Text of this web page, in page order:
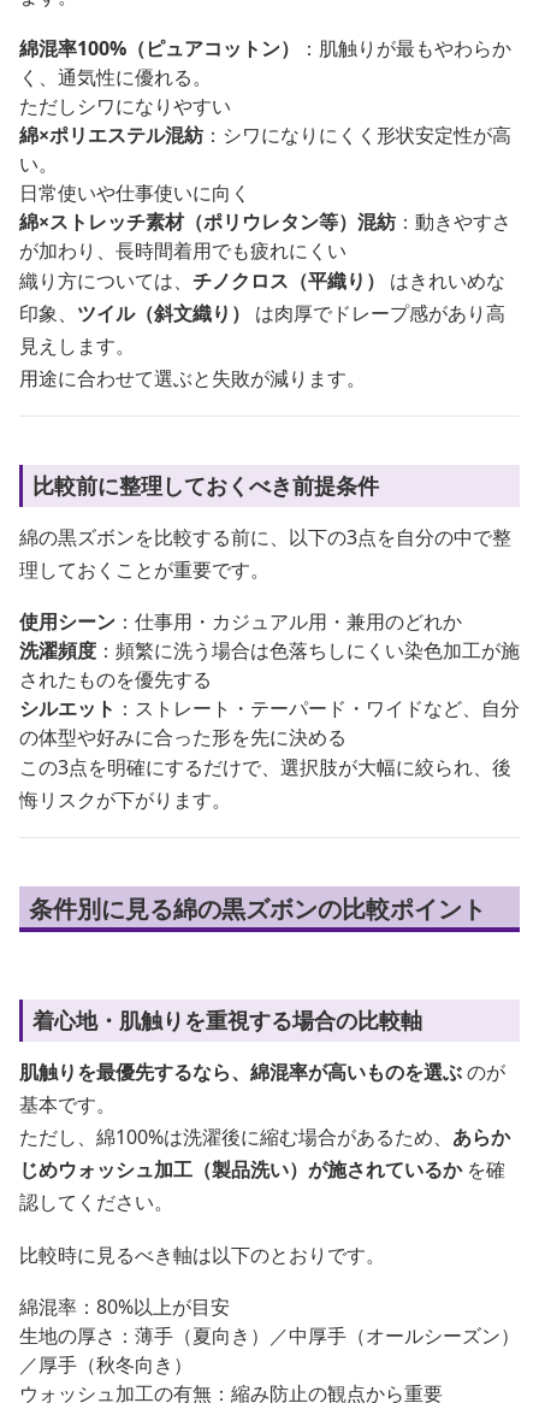
綿混率100%（ピュアコットン）
：肌触りが最もやわらか
く、通気性に優れる。
ただしシワになりやすい
綿×ポリエステル混紡 ：シワになりにくく形状安定性が高
い。
日常使いや仕事使いに向く
綿×ストレッチ素材（ポリウレタン等）混紡 ：動きやすさ
が加わり、長時間着用でも疲れにくい
織り方については、 チノクロス（平織り）
はきれいめな
印象、 ツイル（斜文織り）
は肉厚でドレープ感があり高
見えします。
用途に合わせて選ぶと失敗が減ります。
比較前に整理しておくべき前提条件
綿の黒ズボンを比較する前に、以下の3点を自分の中で整
理しておくことが重要です。
使用シーン ：仕事用・カジュアル用・兼用のどれか
洗濯頻度 ：頻繁に洗う場合は色落ちしにくい染色加工が施
されたものを優先する
シルエット ：ストレート・テーパード・ワイドなど、自分
の体型や好みに合った形を先に決める
この3点を明確にするだけで、選択肢が大幅に絞られ、後
悔リスクが下がります。
条件別に見る綿の黒ズボンの比較ポイント
着心地・肌触りを重視する場合の比較軸
肌触りを最優先するなら、綿混率が高いものを選ぶのが
基本です。
ただし、綿100%は洗濯後に縮む場合があるため、 あらか
じめウォッシュ加工（製品洗い）が施されているかを確
認してください。
比較時に見るべき軸は以下のとおりです。
綿混率：80%以上が目安
生地の厚さ：薄手（夏向き）／中厚手（オールシーズン）
／厚手（秋冬向き）
ウォッシュ加工の有無：縮み防止の観点から重要